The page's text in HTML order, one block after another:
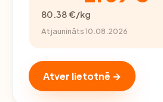
80.38 €/kg
Atjaunināts 10.08.2026
Atver lietotnē →